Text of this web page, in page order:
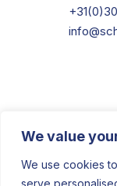
We value
We use cookies
serve